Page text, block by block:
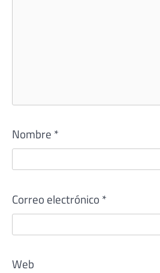
Nombre *
Correo electrónico *
Web